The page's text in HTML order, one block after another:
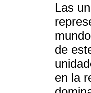
Las
de
en la